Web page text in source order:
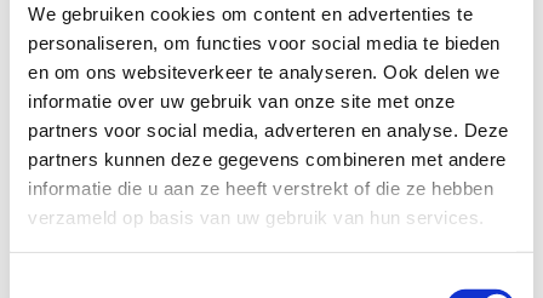
We gebruiken cookies om content en advertenties te
personaliseren, om functies voor social media te bieden
en om ons websiteverkeer te analyseren. Ook delen we
informatie over uw gebruik van onze site met onze
partners voor social media, adverteren en analyse. Deze
partners kunnen deze gegevens combineren met andere
informatie die u aan ze heeft verstrekt of die ze hebben
verzameld op basis van uw gebruik van hun services.
Fietsen
Limburg staat niet voor niets gekend als
fietsparadijs! Het fietsknooppuntennetwerk
Limburg telt maar liefst 1860 kilometer aan
fietspaden waarvan er meer dan 40% autovrij zijn.